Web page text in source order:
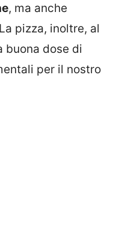
, ma anche
pizza, inoltre, al
buona dose di
per il nostro